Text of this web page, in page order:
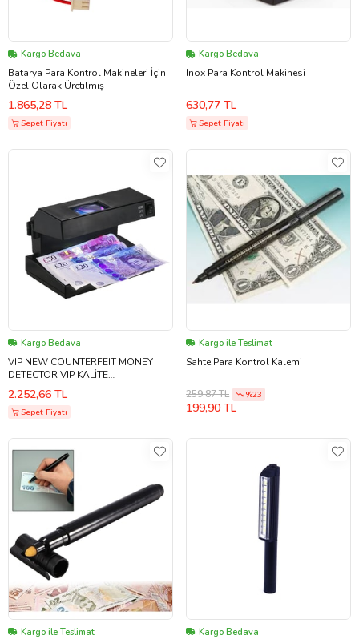
Kargo Bedava
Batarya Para Kontrol Makineleri İçin
Özel Olarak Üretilmiş
1.865,28 TL
Sepet Fiyatı
Kargo Bedava
Inox Para Kontrol Makinesi
630,77 TL
Sepet Fiyatı
Kargo Bedava
VIP NEW COUNTERFEIT MONEY
DETECTOR VIP KALİTE
PROFESYONEL SAHTE PARA
KONTROL CİHAZI FULL
FONKSİYONLU
2.252,66 TL
Sepet Fiyatı
Kargo ile Teslimat
Sahte Para Kontrol Kalemi
259,87 TL %23
199,90 TL
Kargo ile Teslimat Kargo Bedava